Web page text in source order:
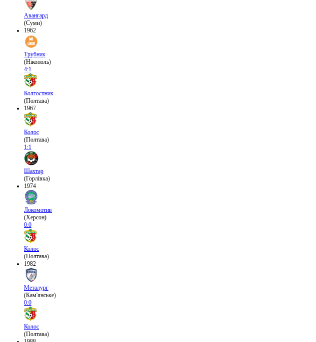
Авангард
(Суми)
1962
Трубник
(Нікополь)
4:1
Колгоспник
(Полтава)
1967
Колос
(Полтава)
1:1
Шахтар
(Горлівка)
1974
Локомотив
(Херсон)
0:0
Колос
(Полтава)
1982
Металург
(Кам'янське)
0:0
Колос
(Полтава)